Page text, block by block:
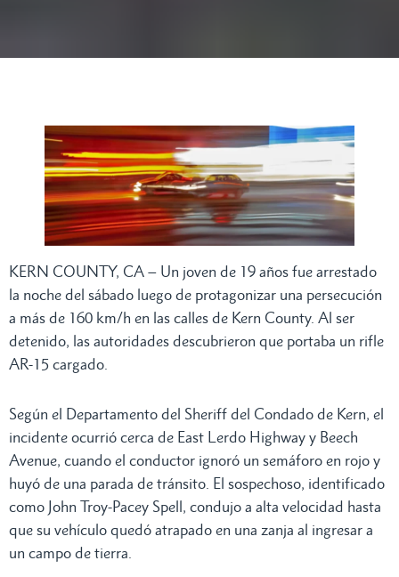
KERN COUNTY, CA – Un joven de 19 años fue arrestado
la noche del sábado luego de protagonizar una persecución
a más de 160 km/h en las calles de Kern County. Al ser
detenido, las autoridades descubrieron que portaba un rifle
AR-15 cargado.
Según el Departamento del Sheriff del Condado de Kern, el
incidente ocurrió cerca de East Lerdo Highway y Beech
Avenue, cuando el conductor ignoró un semáforo en rojo y
huyó de una parada de tránsito. El sospechoso, identificado
como John Troy-Pacey Spell, condujo a alta velocidad hasta
que su vehículo quedó atrapado en una zanja al ingresar a
un campo de tierra.